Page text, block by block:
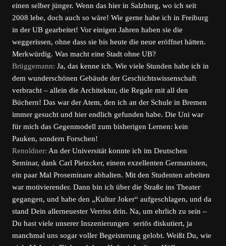
einen selber jünger. Wenn das hier in Salzburg, wo ich seit
2008 lebe, doch auch so wäre! Wie gerne habe ich in Freiburg
in der UB gearbeitet! Vor einigen Jahren haben sie die
weggerissen, ohne dass sie bis heute die neue eröffnet hätten.
Merkwürdig. Was macht eine Stadt ohne UB?
Brüggemann: Ja, das kenne ich. Wie viele Stunden habe ich in
dem wunderschönen Gebäude der Geschichtswissenschaft
verbracht – allein die Architektur, die Regale mit all den
Büchern! Das war der Atem, den ich an der Schule in Bremen
immer gesucht und hier endlich gefunden habe. Die Uni war
für mich das Gegenmodell zum bisherigen Lernen: kein
Pauken, sondern Forschen!
Renoldner: An der Universität konnte ich im Deutschen
Seminar, dank Carl Pietzcker, einem exzellenten Germanisten,
ein paar Mal Proseminare abhalten. Mit den Studenten arbeiten
war motivierender. Dann bin ich über die Straße ins Theater
gegangen, und habe den „Kultur Joker“ aufgeschlagen, und da
stand Dein allerneuester Verriss drin. Na, um ehrlich zu sein –
Du hast viele unserer Inszenierungen seriös diskutiert, ja
manchmal uns sogar voller Begeisterung gelobt. Weißt Du, wie